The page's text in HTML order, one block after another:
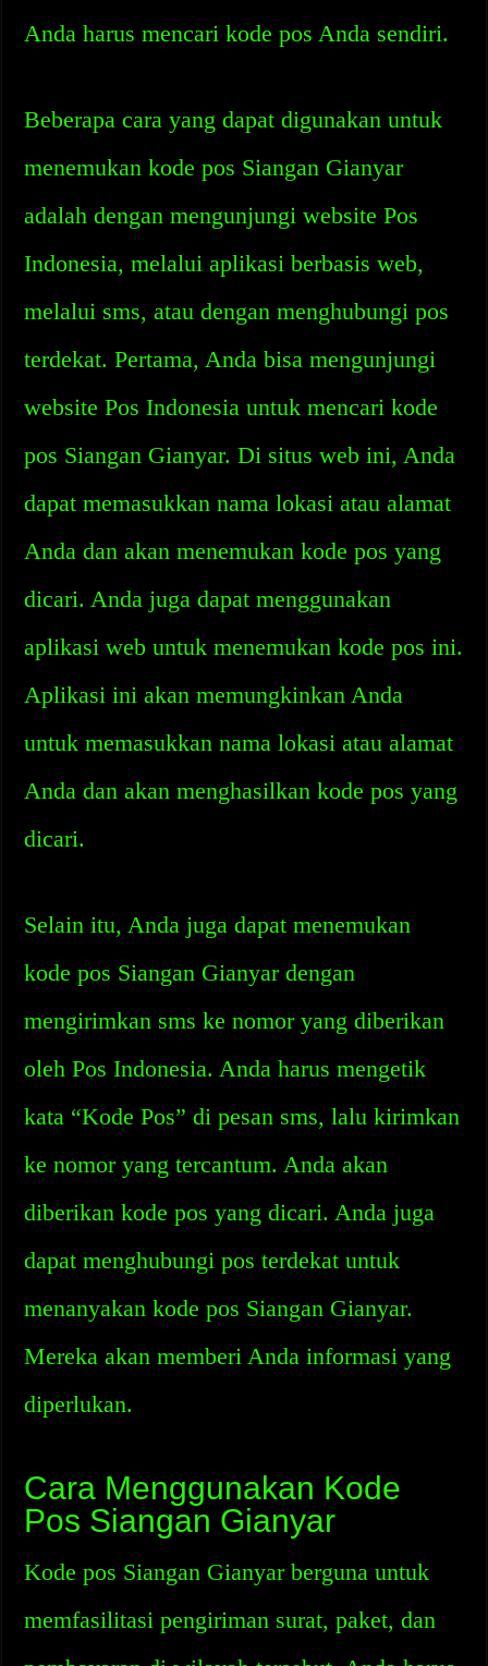
Anda harus mencari kode pos Anda sendiri.
Beberapa cara yang dapat digunakan untuk
menemukan kode pos Siangan Gianyar
adalah dengan mengunjungi website Pos
Indonesia, melalui aplikasi berbasis web,
melalui sms, atau dengan menghubungi pos
terdekat. Pertama, Anda bisa mengunjungi
website Pos Indonesia untuk mencari kode
pos Siangan Gianyar. Di situs web ini, Anda
dapat memasukkan nama lokasi atau alamat
Anda dan akan menemukan kode pos yang
dicari. Anda juga dapat menggunakan
aplikasi web untuk menemukan kode pos ini.
Aplikasi ini akan memungkinkan Anda
untuk memasukkan nama lokasi atau alamat
Anda dan akan menghasilkan kode pos yang
dicari.
Selain itu, Anda juga dapat menemukan
kode pos Siangan Gianyar dengan
mengirimkan sms ke nomor yang diberikan
oleh Pos Indonesia. Anda harus mengetik
kata “Kode Pos” di pesan sms, lalu kirimkan
ke nomor yang tercantum. Anda akan
diberikan kode pos yang dicari. Anda juga
dapat menghubungi pos terdekat untuk
menanyakan kode pos Siangan Gianyar.
Mereka akan memberi Anda informasi yang
diperlukan.
Cara Menggunakan Kode
Pos Siangan Gianyar
Kode pos Siangan Gianyar berguna untuk
memfasilitasi pengiriman surat, paket, dan